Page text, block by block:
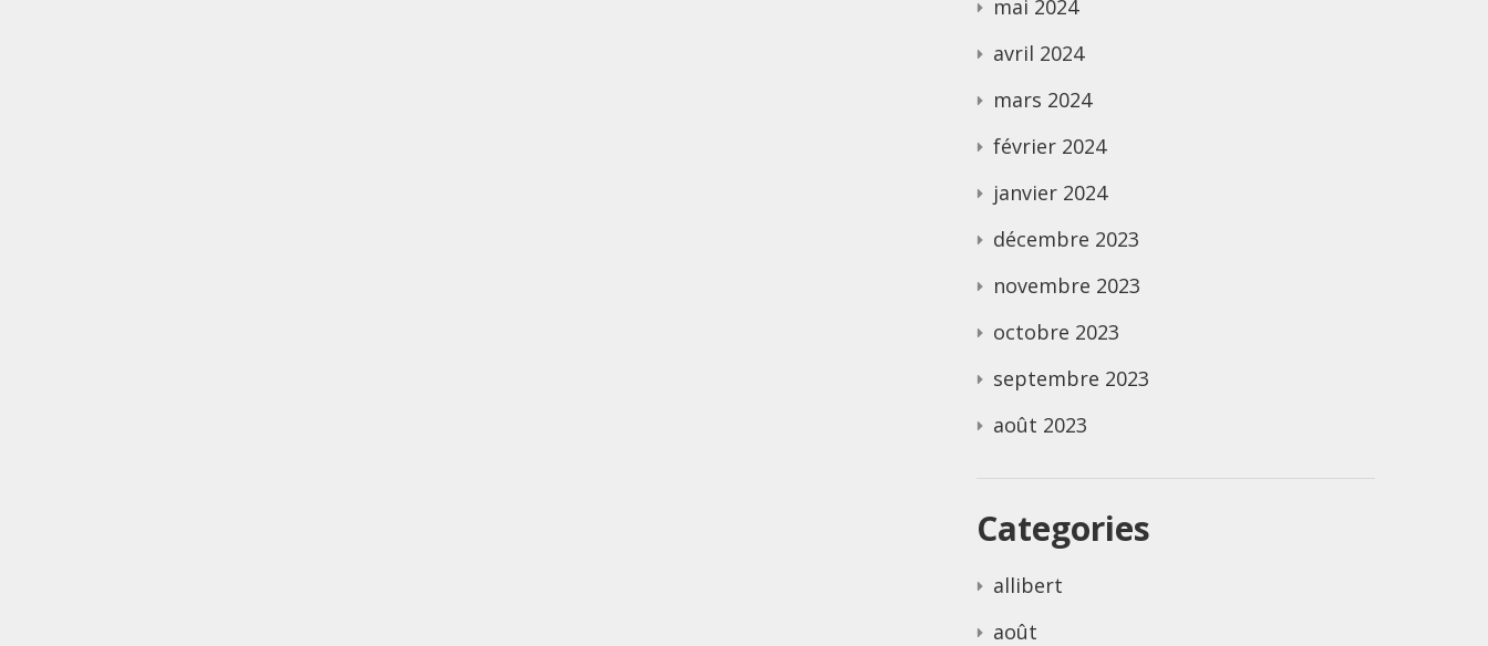
mai 2024
avril 2024
mars 2024
février 2024
janvier 2024
décembre 2023
novembre 2023
octobre 2023
septembre 2023
août 2023
Categories
allibert
août